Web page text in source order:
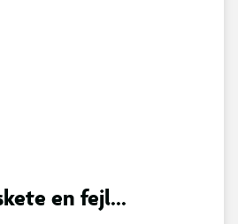
en fejl...